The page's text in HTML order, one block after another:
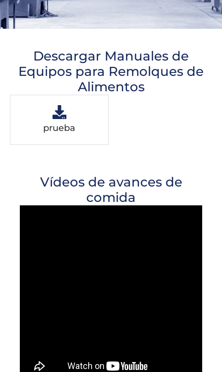
Descargar Manuales de
Equipos para Remolques de
Alimentos
prueba
Vídeos de avances de
comida